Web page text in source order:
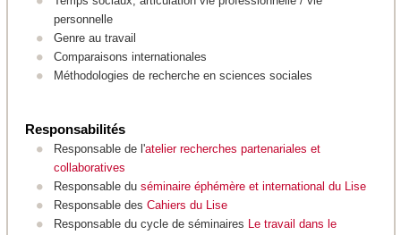
personnelle
Genre au travail
Comparaisons internationales
Méthodologies de recherche en sciences sociales
Responsabilités
Responsable de l'atelier recherches partenariales et
collaboratives
Responsable du séminaire éphémère et international du Lise
Responsable des Cahiers du Lise
Responsable du cycle de séminaires Le travail dans le